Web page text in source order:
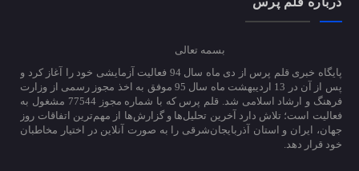
بسمه تعالی
پایگاه خبری قلم پرس از دی ماه سال 94 فعالیت آزمایشی خود را آغاز کرد و
پس از آن در 13 اردیبهشت ماه سال 95 موفق به اخذ مجوز رسمی از وزارت
فرهنگ و ارشاد اسلامی شد. قلم پرس که با شماره مجوز 77544 مشغول به
فعالیت است؛ تلاش دارد آخرین تحلیل‌ها و گزارش‌ها از مهم‌ترین اتفاقات روز
جهان، ایران و استان آذربایجان‌شرقی را به صورت آنلاین در اختیار مخاطبان
خود قرار دهد.